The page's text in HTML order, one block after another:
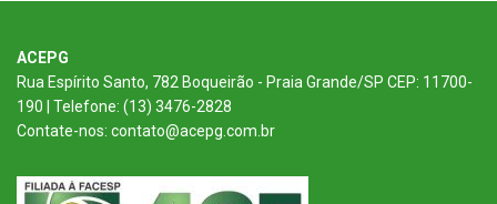
ACEPG
Rua Espírito Santo, 782 Boqueirão - Praia Grande/SP CEP: 11700-
190 | Telefone: (13) 3476-2828
Contate-nos: contato@acepg.com.br